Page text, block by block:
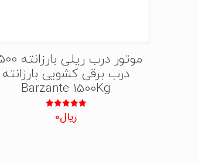
درب برقی کشویی بارزانته
Barzante 1500Kg
نمره
5.00
ریال0